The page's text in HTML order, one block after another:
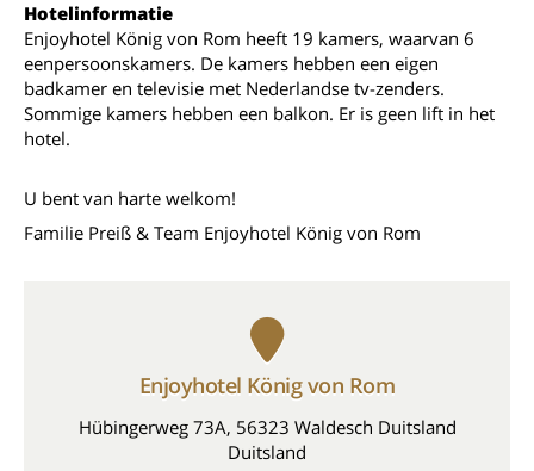
Hotelinformatie
Enjoyhotel König von Rom heeft 19 kamers, waarvan 6
eenpersoonskamers. De kamers hebben een eigen
badkamer en televisie met Nederlandse tv-zenders.
Sommige kamers hebben een balkon. Er is geen lift in het
hotel.
U bent van harte welkom!
Familie Preiß & Team Enjoyhotel König von Rom
Enjoyhotel König von Rom
Hübingerweg 73A, 56323 Waldesch Duitsland
Duitsland